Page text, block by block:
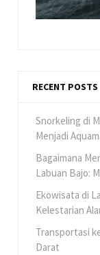
RECENT POSTS
Snorkeling di
Menjadi
Bagaimana
Labuan Bajo:
Ekowisata di
Kelestarian
Transportasi
Darat